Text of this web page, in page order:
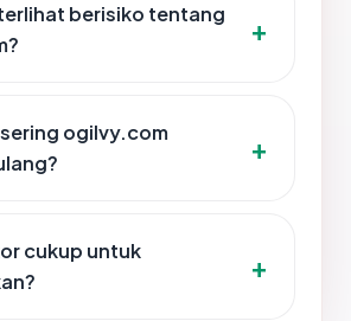
berisiko tentang
ogilvy.com
cukup untuk